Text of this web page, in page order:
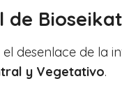
de
desenlace de la
y Vegetativo.